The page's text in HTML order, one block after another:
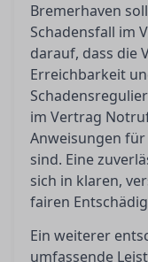
Bremerhaven
Schadensfall im
darauf, dass die
Erreichbarkeit
im Vertrag
Anweisungen
sind. Eine
sich in klaren,
fairen
Ein weiterer
umfassende